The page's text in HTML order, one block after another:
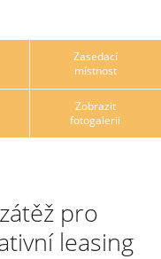
Zasedací
místnost
Zobrazit
fotogalerii
pro
leasing